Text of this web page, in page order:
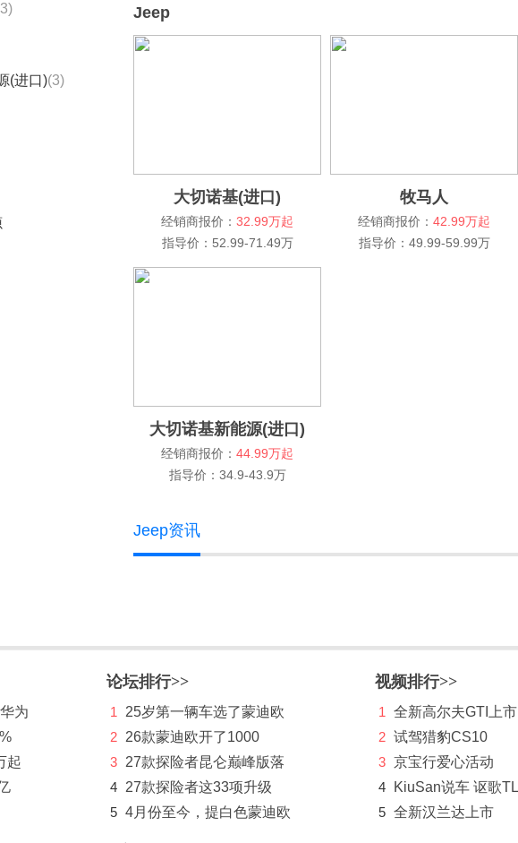
(进口)(3)
Jeep
大切诺基(进口)
经销商报价： 32.99万起
指导价：52.99-71.49万
牧马人
经销商报价： 42.99万起
指导价：49.99-59.99万
大切诺基新能源(进口)
经销商报价： 44.99万起
指导价：34.9-43.9万
Jeep资讯
为
起
论坛排行>>
1
25岁第一辆车选了蒙迪欧
2 26款蒙迪欧开了1000
3 27款探险者昆仑巅峰版落
4 27款探险者这33项升级
5 4月份至今，提白色蒙迪欧
视频排行>>
1
全新高尔夫GTI上市
2 试驾猎豹CS10
3 京宝行爱心活动
4
KiuSan说车 讴歌
5 全新汉兰达上市